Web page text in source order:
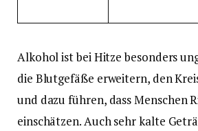
Alkohol ist bei Hitze besonders
die Blutgefäße erweitern, den
und dazu führen, dass Menschen
einschätzen. Auch sehr kalte